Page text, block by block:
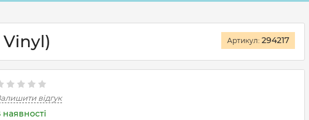
Артикул: 294217
відгук
наявності